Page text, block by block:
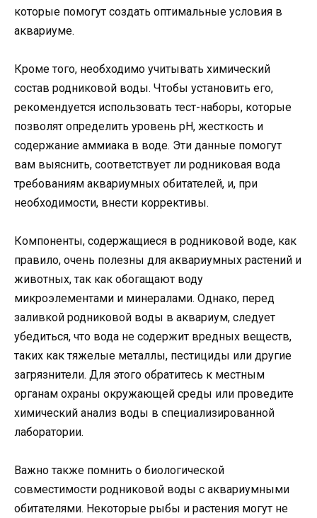
которые помогут создать оптимальные условия в
аквариуме.
Кроме того, необходимо учитывать химический
состав родниковой воды. Чтобы установить его,
рекомендуется использовать тест-наборы, которые
позволят определить уровень рН, жесткость и
содержание аммиака в воде. Эти данные помогут
вам выяснить, соответствует ли родниковая вода
требованиям аквариумных обитателей, и, при
необходимости, внести коррективы.
Компоненты, содержащиеся в родниковой воде, как
правило, очень полезны для аквариумных растений и
животных, так как обогащают воду
микроэлементами и минералами. Однако, перед
заливкой родниковой воды в аквариум, следует
убедиться, что вода не содержит вредных веществ,
таких как тяжелые металлы, пестициды или другие
загрязнители. Для этого обратитесь к местным
органам охраны окружающей среды или проведите
химический анализ воды в специализированной
лаборатории.
Важно также помнить о биологической
совместимости родниковой воды с аквариумными
обитателями. Некоторые рыбы и растения могут не